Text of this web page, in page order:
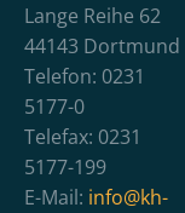
Lange Reihe 62
44143 Dortmund
Telefon: 0231
5177-0
Telefax: 0231
5177-199
E-Mail: info@kh-